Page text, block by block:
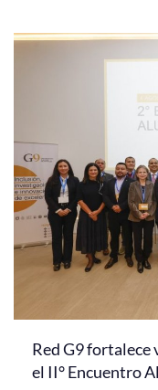
Red G9 fortalece
el II° Encuentro